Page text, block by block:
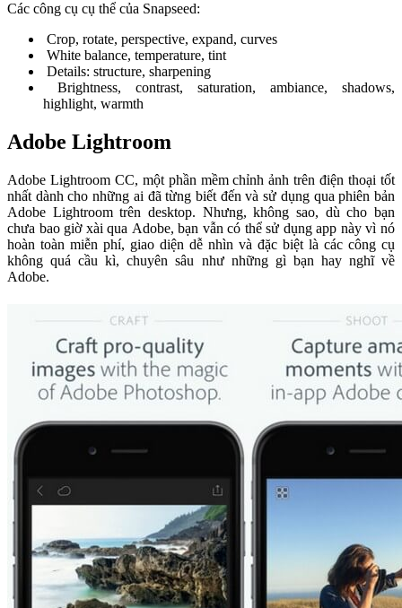
Các công cụ cụ thể của Snapseed:
Crop, rotate, perspective, expand, curves
White balance, temperature, tint
Details: structure, sharpening
Brightness, contrast, saturation, ambiance, shadows,
highlight, warmth
Adobe Lightroom
Adobe Lightroom CC, một phần mềm chỉnh ảnh trên điện thoại tốt
nhất dành cho những ai đã từng biết đến và sử dụng qua phiên bản
Adobe Lightroom trên desktop. Nhưng, không sao, dù cho bạn
chưa bao giờ xài qua Adobe, bạn vẫn có thể sử dụng app này vì nó
hoàn toàn miễn phí, giao diện dễ nhìn và đặc biệt là các công cụ
không quá cầu kì, chuyên sâu như những gì bạn hay nghĩ về
Adobe.